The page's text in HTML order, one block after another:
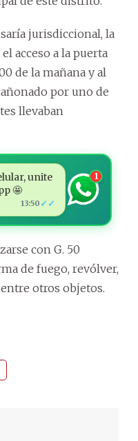
jurisdiccional, la
acceso a la puerta
de la mañana y al
por uno de
llevaban
unite
🤩
13:50 ✓✓
1
con G. 50
de fuego, revólver,
otros objetos.